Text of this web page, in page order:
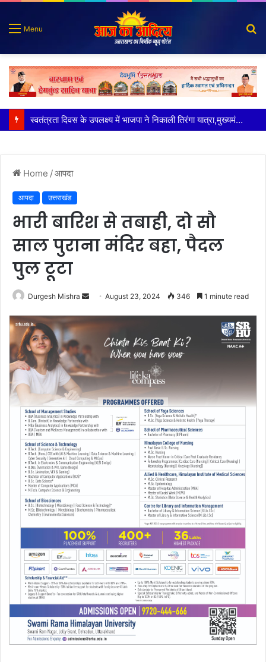
Menu
भारत-चीन सीमा पर बसे उत्तराखंड के दो गांव पहली बार पहुंची बिजली आने वाले 15 अगस्त को मनाएंगे अंधेरे से आजादी का जश्न
Home /आपदा
आपदा उत्तराखंड
भारी बारिश से तबाही, दो सौ
साल पुराना मंदिर बहा, पैदल
पुल टूटा
Durgesh Mishra
Send
email
August 23, 2024 346 1 minute read